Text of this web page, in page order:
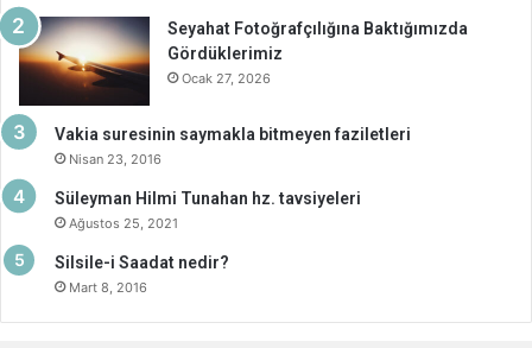
Seyahat Fotoğrafçılığına Baktığımızda
Gördüklerimiz
Ocak 27, 2026
Vakia suresinin saymakla bitmeyen faziletleri
Nisan 23, 2016
Süleyman Hilmi Tunahan hz. tavsiyeleri
Ağustos 25, 2021
Silsile-i Saadat nedir?
Mart 8, 2016